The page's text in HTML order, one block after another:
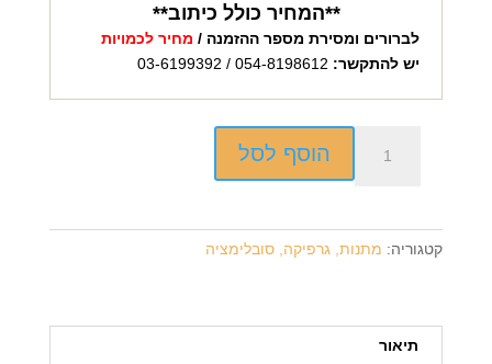
**המחיר כולל כיתוב**
לברורים ומסירת מספר ההזמנה / מחיר לכמויות
יש להתקשר:
הוסף לסל
קטגוריה: מתנות, גרפיקה, סובלימציה
תיאור